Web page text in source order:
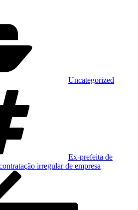
Uncategorized
Ex-prefeita de
irregular de empresa